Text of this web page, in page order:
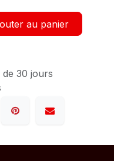
au panier
30 jours